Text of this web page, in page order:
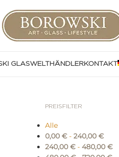
GLASWELTHÄNDLERKONTAKT
PREISFILTER
Alle
0,00 € - 240,00 €
240,00 € - 480,00 €